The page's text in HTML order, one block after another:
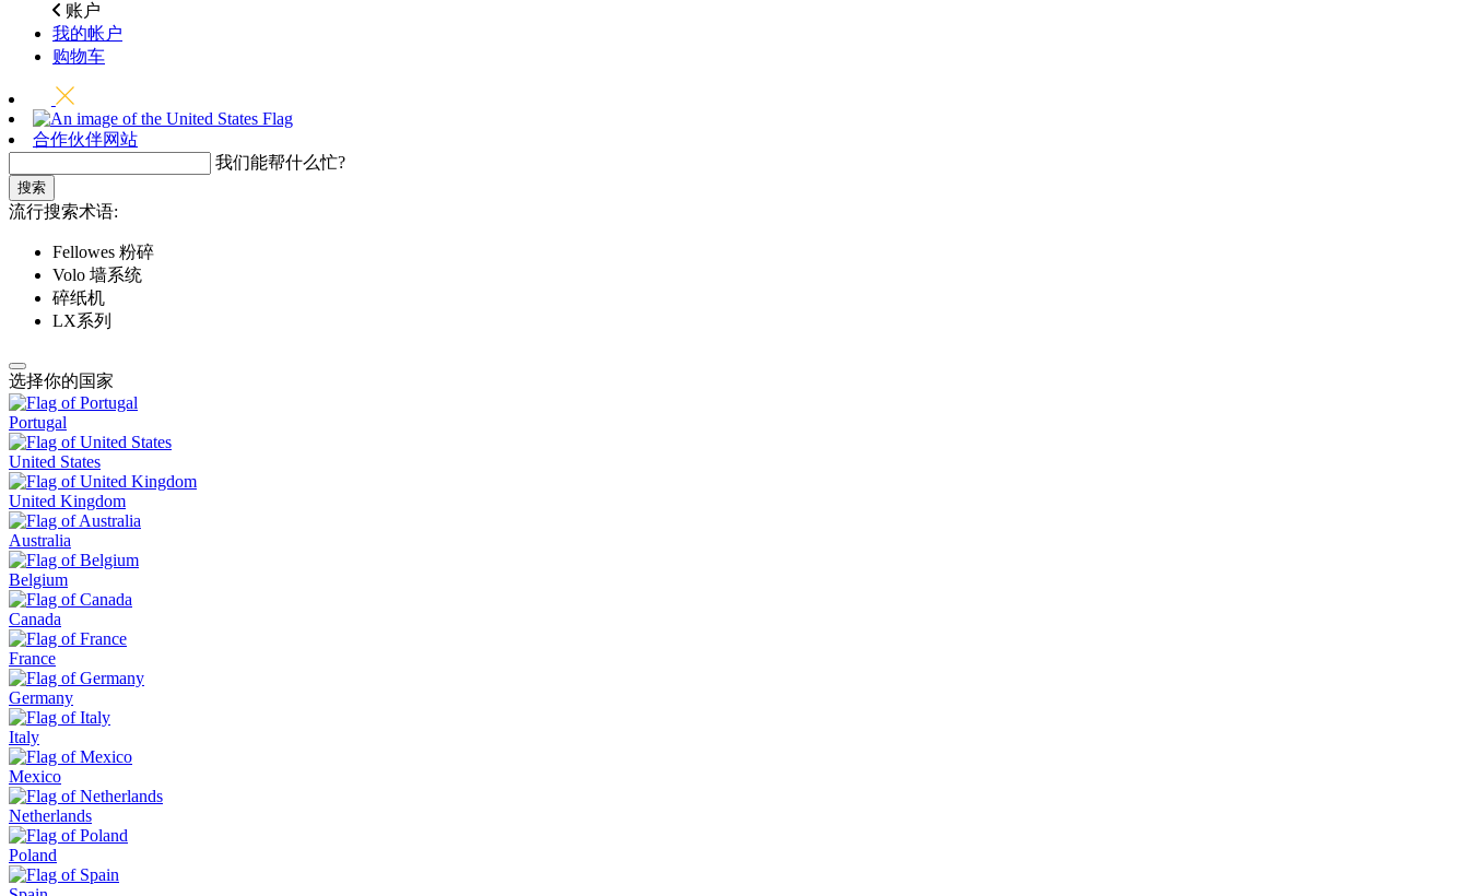
账户
我的帐户
购物车
合作伙伴网站
我们能帮什么忙?
搜索
流行搜索术语:
Fellowes 粉碎
Volo 墙系统
碎纸机
LX系列
选择你的国家
Portugal
United States
United Kingdom
Australia
Belgium
Canada
France
Germany
Italy
Mexico
Netherlands
Poland